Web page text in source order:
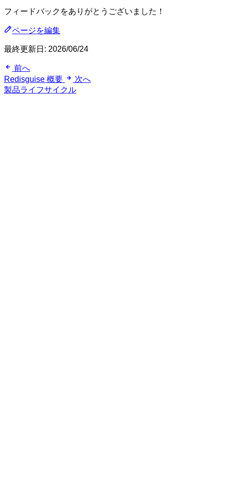
フィードバックをありがとうございました！
ページを編集
最終更新日: 2026/06/24
前へ
Redisguise 概要
次へ
製品ライフサイクル